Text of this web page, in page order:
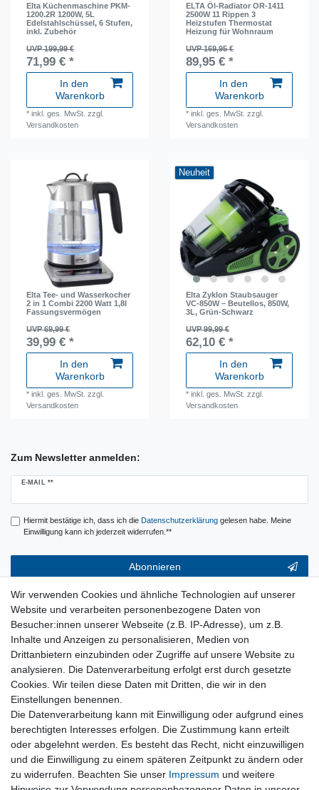
Elta Küchenmaschine PKM-
1200.2R 1200W, 5L
Edelstahlschüssel, 6 Stufen,
inkl. Zubehör
UVP 199,99 €
71,99 € *
In den
Warenkorb
*inkl. ges. MwSt. zzgl.
Versandkosten
ELTA Öl-Radiator OR-1411
2500W 11 Rippen 3
Heizstufen Thermostat
Heizung für Wohnraum
UVP 169,95 €
89,95 € *
In den
Warenkorb
*inkl. ges. MwSt. zzgl.
Versandkosten
Elta Tee- und Wasserkocher
2 in 1 Combi 2200 Watt 1,8l
Fassungsvermögen
UVP 69,99 €
39,99 € *
In den
Warenkorb
*inkl. ges. MwSt. zzgl.
Versandkosten
Neuheit
Elta Zyklon Staubsauger
VC-850W – Beutellos, 850W,
3L, Grün-Schwarz
UVP 99,99 €
62,10 € *
In den
Warenkorb
*inkl. ges. MwSt. zzgl.
Versandkosten
Zum Newsletter anmelden:
E-MAIL **
Newsletter
Hiermit bestätige ich, dass ich die Daten­schutz­erklärunggelesen habe. Meine
Einwilligung kann ich jederzeit widerrufen.**
Abonnieren
** Hierbei handelt es sich um ein Pflichtfeld.
Service & Hilfe
Kontakt
Warenkorb
Zur Kasse
Nützliches
Newsletter abmelden
Widerrufsformular
Vertrag Widerrufen
Rechtliches
Wir verwenden Cookies und ähnliche Technologien auf unserer
Website und verarbeiten personenbezogene Daten von
Besucher:innen unserer Webseite (z.B. IP-Adresse), um z.B.
Inhalte und Anzeigen zu personalisieren, Medien von
Drittanbietern einzubinden oder Zugriffe auf unsere Website zu
analysieren. Die Datenverarbeitung erfolgt erst durch gesetzte
Cookies. Wir teilen diese Daten mit Dritten, die wir in den
Einstellungen benennen.
Die Datenverarbeitung kann mit Einwilligung oder aufgrund eines
berechtigten Interesses erfolgen. Die Zustimmung kann erteilt
oder abgelehnt werden. Es besteht das Recht, nicht einzuwilligen
und die Einwilligung zu einem späteren Zeitpunkt zu ändern oder
zu widerrufen. Beachten Sie unser Impressum und weitere